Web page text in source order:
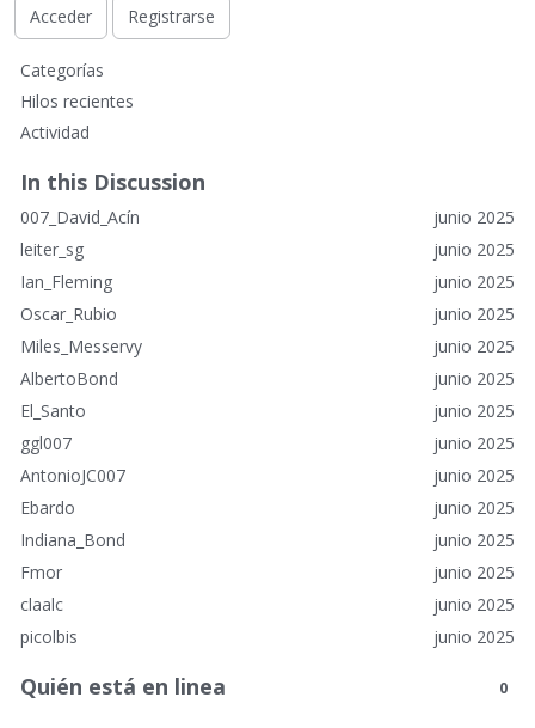
Acceder
Registrarse
E
n
a
c
e
s
r
á
p
d
o
s
Categorías
Hilos recientes
Actividad
In this Discussion
junio 2025
007_David_Acín
junio 2025
leiter_sg
junio 2025
Ian_Fleming
junio 2025
Oscar_Rubio
junio 2025
Miles_Messervy
junio 2025
AlbertoBond
junio 2025
El_Santo
junio 2025
ggl007
junio 2025
AntonioJC007
junio 2025
Ebardo
junio 2025
Indiana_Bond
junio 2025
Fmor
junio 2025
claalc
junio 2025
picolbis
Quién está en linea 0